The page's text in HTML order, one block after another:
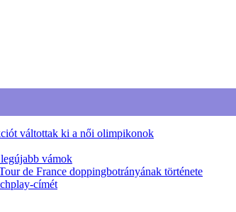
váltottak ki a női olimpikonok
vámok
de France doppingbotrányának története
címét